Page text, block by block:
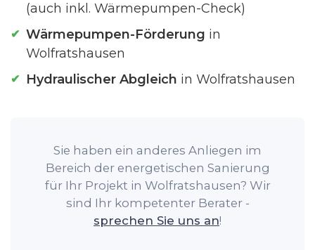
(auch inkl. Wärmepumpen-Check)
Wärmepumpen-Förderung in
Wolfratshausen
Hydraulischer Abgleich in Wolfratshausen
Sie haben ein anderes Anliegen im
Bereich der energetischen Sanierung
für Ihr Projekt in Wolfratshausen? Wir
sind Ihr kompetenter Berater -
sprechen Sie uns an!